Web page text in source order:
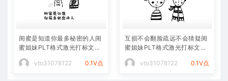
闺蜜是知道你最多秘密的人闺
蜜姐妹PLT格式激光打标文件
通用矢量图
vto31078122
0.1V点
互损不会翻脸疏远不会猜疑闺
蜜姐妹PLT格式激光打标文件
通用矢量图
vto31078122
0.1V点